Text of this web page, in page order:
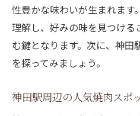
性豊かな味わいが生まれます
理解し、好みの味を見つける
む鍵となります。次に、神田
を探ってみましょう。
神田駅周辺の人気焼肉スポ